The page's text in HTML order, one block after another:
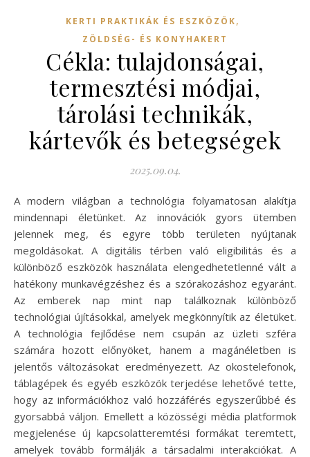
KERTI PRAKTIKÁK ÉS ESZKÖZÖK,
ZÖLDSÉG- ÉS KONYHAKERT
Cékla: tulajdonságai,
termesztési módjai,
tárolási technikák,
kártevők és betegségek
2025.09.04.
A modern világban a technológia folyamatosan alakítja
mindennapi életünket. Az innovációk gyors ütemben
jelennek meg, és egyre több területen nyújtanak
megoldásokat. A digitális térben való eligibilitás és a
különböző eszközök használata elengedhetetlenné vált a
hatékony munkavégzéshez és a szórakozáshoz egyaránt.
Az emberek nap mint nap találkoznak különböző
technológiai újításokkal, amelyek megkönnyítik az életüket.
A technológia fejlődése nem csupán az üzleti szféra
számára hozott előnyöket, hanem a magánéletben is
jelentős változásokat eredményezett. Az okostelefonok,
táblagépek és egyéb eszközök terjedése lehetővé tette,
hogy az információkhoz való hozzáférés egyszerűbbé és
gyorsabbá váljon. Emellett a közösségi média platformok
megjelenése új kapcsolatteremtési formákat teremtett,
amelyek tovább formálják a társadalmi interakciókat. A